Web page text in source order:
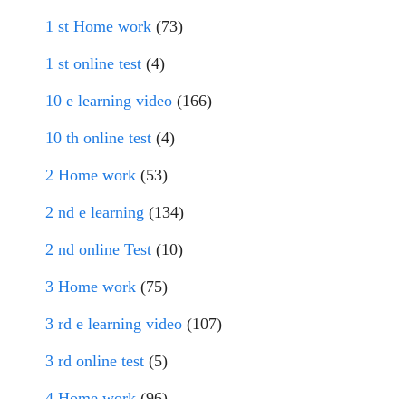
1 st Home work (73)
1 st online test (4)
10 e learning video (166)
10 th online test (4)
2 Home work (53)
2 nd e learning (134)
2 nd online Test (10)
3 Home work (75)
3 rd e learning video (107)
3 rd online test (5)